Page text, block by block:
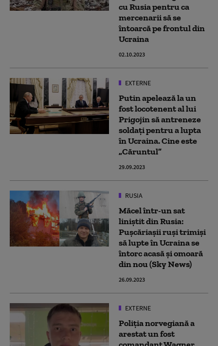
cu Rusia pentru ca
mercenarii să se
întoarcă pe frontul din
Ucraina
02.10.2023
EXTERNE
Putin apelează la un
fost locotenent al lui
Prigojin să antreneze
soldați pentru a lupta
în Ucraina. Cine este
„Căruntul”
29.09.2023
RUSIA
Măcel într-un sat
liniștit din Rusia:
Pușcăriașii ruși trimiși
să lupte în Ucraina se
întorc acasă și omoară
din nou (Sky News)
26.09.2023
EXTERNE
Poliţia norvegiană a
arestat un fost